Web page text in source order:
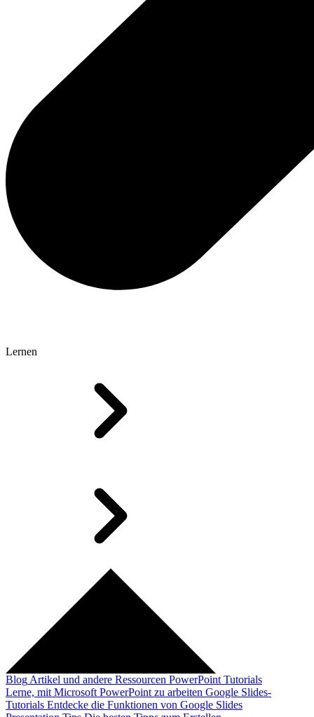
Lernen
Blog Artikel und andere Ressourcen PowerPoint Tutorials
Lerne, mit Microsoft PowerPoint zu arbeiten Google Slides-
Tutorials Entdecke die Funktionen von Google Slides